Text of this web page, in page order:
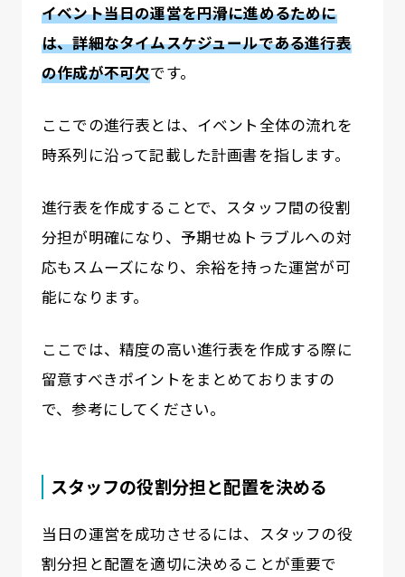
イベント当日の運営を円滑に進めるために
は、詳細なタイムスケジュールである進行表
の作成が不可欠です。
ここでの進行表とは、イベント全体の流れを
時系列に沿って記載した計画書を指します。
進行表を作成することで、スタッフ間の役割
分担が明確になり、予期せぬトラブルへの対
応もスムーズになり、余裕を持った運営が可
能になります。
ここでは、精度の高い進行表を作成する際に
留意すべきポイントをまとめておりますの
で、参考にしてください。
スタッフの役割分担と配置を決める
当日の運営を成功させるには、スタッフの役
割分担と配置を適切に決めることが重要で